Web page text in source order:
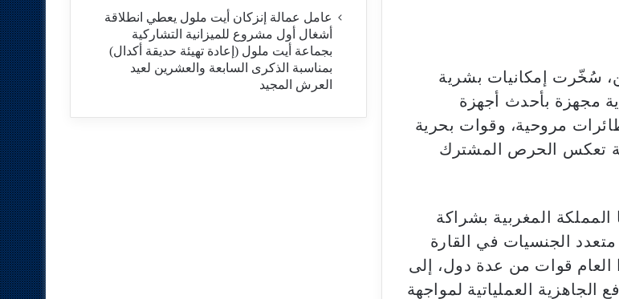
سُخّرت إمكانيات بشرية
مجهزة بأحدث أجهزة
مروحية، وقوات بحرية
تعكس الحرص المشترك
التي تستضيفها المملكة المغربية بشراكة
الجنسيات في القارة
العام قوات من عدة دول، إلى
الجاهزية العملياتية لمواجهة
عامل عمالة إنزكان أيت ملول يعطي انطلاقة
أشغال أول مشروع للميزانية التشاركية
بجماعة أيت ملول (إعادة تهيئة حديقة أكدال)
بمناسبة الذكرى السابعة والعشرين لعيد
العرش المجيد